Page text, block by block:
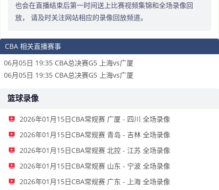
也会在直播结束后第一时间送上比赛视频集锦和全场录像回
放， 请及时关注网站相应的录像回放频道。
CBA 相关直播赛事
06月05日 19:35 CBA总决赛G5 上海vs广厦
06月05日 19:35 CBA总决赛G5 上海vs广厦
篮球录像
2026年01月15日CBA常规赛 广厦 - 四川 全场录像
2026年01月15日CBA常规赛 青岛 - 吉林 全场录像
2026年01月15日CBA常规赛 北控 - 江苏 全场录像
2026年01月15日CBA常规赛 山东 - 宁波 全场录像
2026年01月15日CBA常规赛 广东 - 上海 全场录像